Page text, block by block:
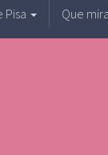
Pisa Que